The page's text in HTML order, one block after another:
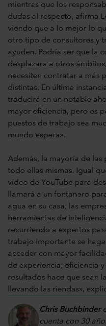
mientras que los
dudas al respecto, afirma
viendo que a lo mejor lo
otro tipo de consultores y
ayuden. Podría ser que la
desplazara a otros
necesiten contratar a más
distintas. En última
traducirá en un notable
mayor eficiencia, pero es
puestos de trabajo sea
mundo espera».
Además, la mayoría de las
todo ellas mismas. Igual
vídeo de YouTube para
llamará a un fontanero
agua en su casa, las
herramientas de
recurriendo a expertos
trabajo importante se
acceder con mayor
de experiencia, eficiencia
resultados hace que sean
llevando las riendas»,
Chris Buchbinder
cuenta con 30